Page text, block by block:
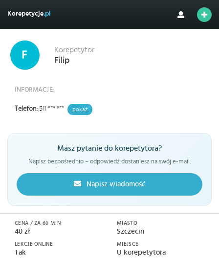
Korepetycje.pl
Korepetytor
Filip
INFORMACJE:
Telefon: 511 *** *** pokaż
Masz pytanie do korepetytora?
Napisz bezpośrednio – odpowiedź dostaniesz na swój e-mail.
Napisz wiadomość
CENA / ZA 60 MIN
40 zł
LEKCJE ONLINE
Tak
MIASTO
Szczecin
MIEJSCE
U korepetytora